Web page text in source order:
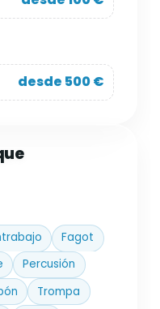
desde 500 €
Fagot
Percusión
Trompa